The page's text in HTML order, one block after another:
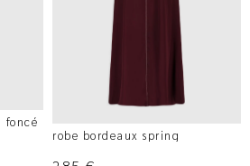
foncé
robe bordeaux spring